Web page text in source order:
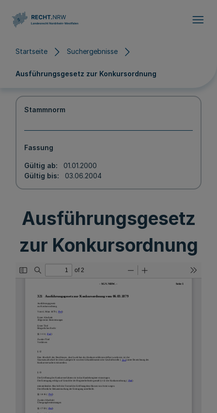
Startseite Suchergebnisse
Ausführungsgesetz zur Konkursordnung
Stammnorm
Fassung
Gültig ab
01.01.2000
Gültig bis
03.06.2004
Ausführungsgesetz
zur Konkursordnung